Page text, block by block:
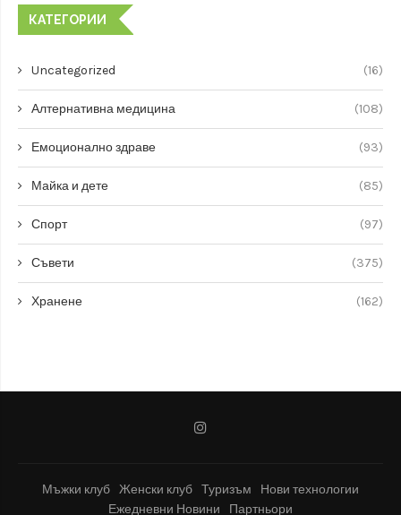
КАТЕГОРИИ
Uncategorized (16)
Алтернативна медицина (108)
Емоционално здраве (93)
Майка и дете (85)
Спорт (97)
Съвети (375)
Хранене (162)
Мъжки клуб Женски клуб Туризъм
Нови технологии
Ежедневни Новини
Партньори